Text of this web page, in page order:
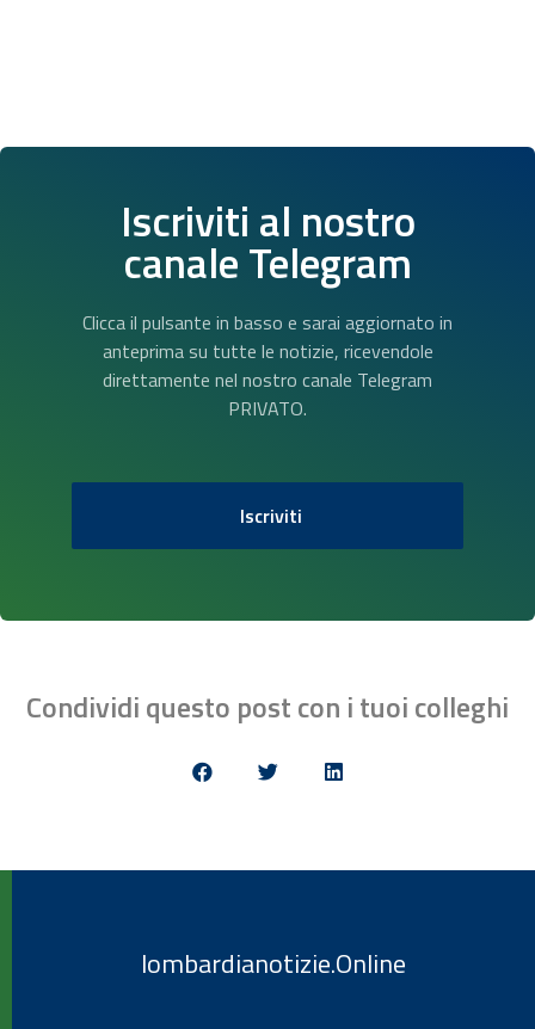
Iscriviti al nostro
canale Telegram
Clicca il pulsante in basso e sarai aggiornato in
anteprima su tutte le notizie, ricevendole
direttamente nel nostro canale Telegram
PRIVATO.
Iscriviti
Condividi questo post con i tuoi colleghi
lombardianotizie.Online